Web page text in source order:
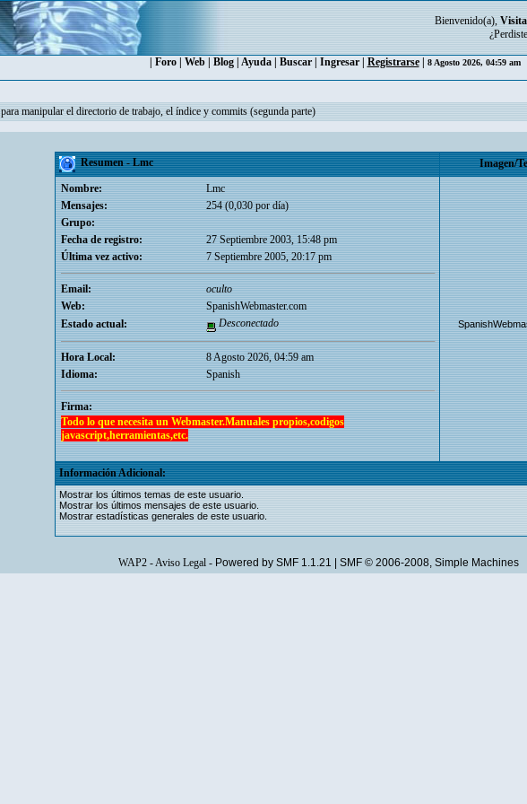
Bienvenido(a),
Foro| Web| Blog| Ayuda| Buscar| Ingresar| Registrarse| 8 Agosto 2026, 04:59 am
para manipular el directorio de trabajo, el índice y commits (segunda parte)
Resumen - Lmc
Imagen/
Nombre:
Lmc
Mensajes:
254 (0,030 por día)
Grupo:
Fecha de registro:
27 Septiembre 2003, 15:48 pm
Última vez activo:
7 Septiembre 2005, 20:17 pm
Email:
oculto
Web:
SpanishWebmaster.com
Estado actual:
Desconectado
Hora Local:
8 Agosto 2026, 04:59 am
Idioma:
Spanish
Firma:
Todo lo que necesita un Webmaster.Manuales propios,codigos
javascript,herramientas,etc.
Información Adicional:
Mostrar los últimos temas de este usuario.
Mostrar los últimos mensajes de este usuario.
Mostrar estadísticas generales de este usuario.
WAP2-Aviso Legal- Powered by SMF 1.1.21 SMF © 2006-2008, Simple Machines